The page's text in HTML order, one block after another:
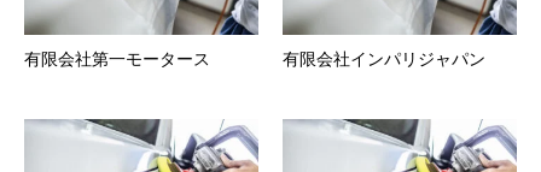
有限会社第一モータース 有限会社インパリジャパン